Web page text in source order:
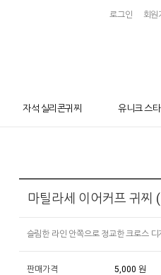
로그인 회원
자석 실리콘귀찌 유니크 스
마틸라세 이어커프 귀찌
슬림한 라인 안쪽으로 정교한 크로스
판매가격 5,000 원